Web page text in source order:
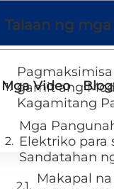
Mga Video
Blog
Talaan ng
gamit ang
Kagamitang
Mga
Elektriko para
Sandatahan
Makapal